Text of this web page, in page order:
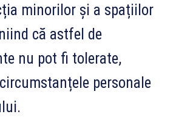
minorilor și a spațiilor
că astfel de
nu pot fi tolerate,
personale